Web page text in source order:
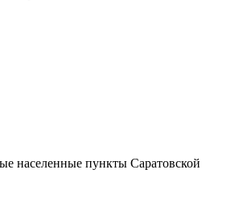
населенные пункты Саратовской